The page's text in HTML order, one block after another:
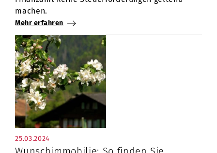
machen.
Mehr erfahren
25.03.2024